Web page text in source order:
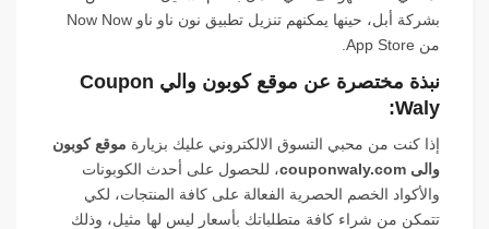
بشركة أبل، حينها يمكنهم تنزيل تطبيق نون ناو ناو Now Now
من App Store.
نبذة مختصرة عن موقع كوبون والي Coupon
Waly:
إذا كنت من محبي التسوق الالكتروني عليك بزيارة موقع كوبون
والى couponwaly.com
، للحصول على أحدث الكوبونات
والأكواد الخصم الحصرية الفعالة على كافة المنتجات، لكي
تتمكن من شراء كافة متطلباتك بأسعار ليس لها مثيل، وذلك